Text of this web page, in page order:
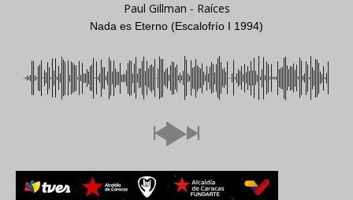
Paul Gillman - Raíces
Nada es Eterno (Escalofrío I 1994)